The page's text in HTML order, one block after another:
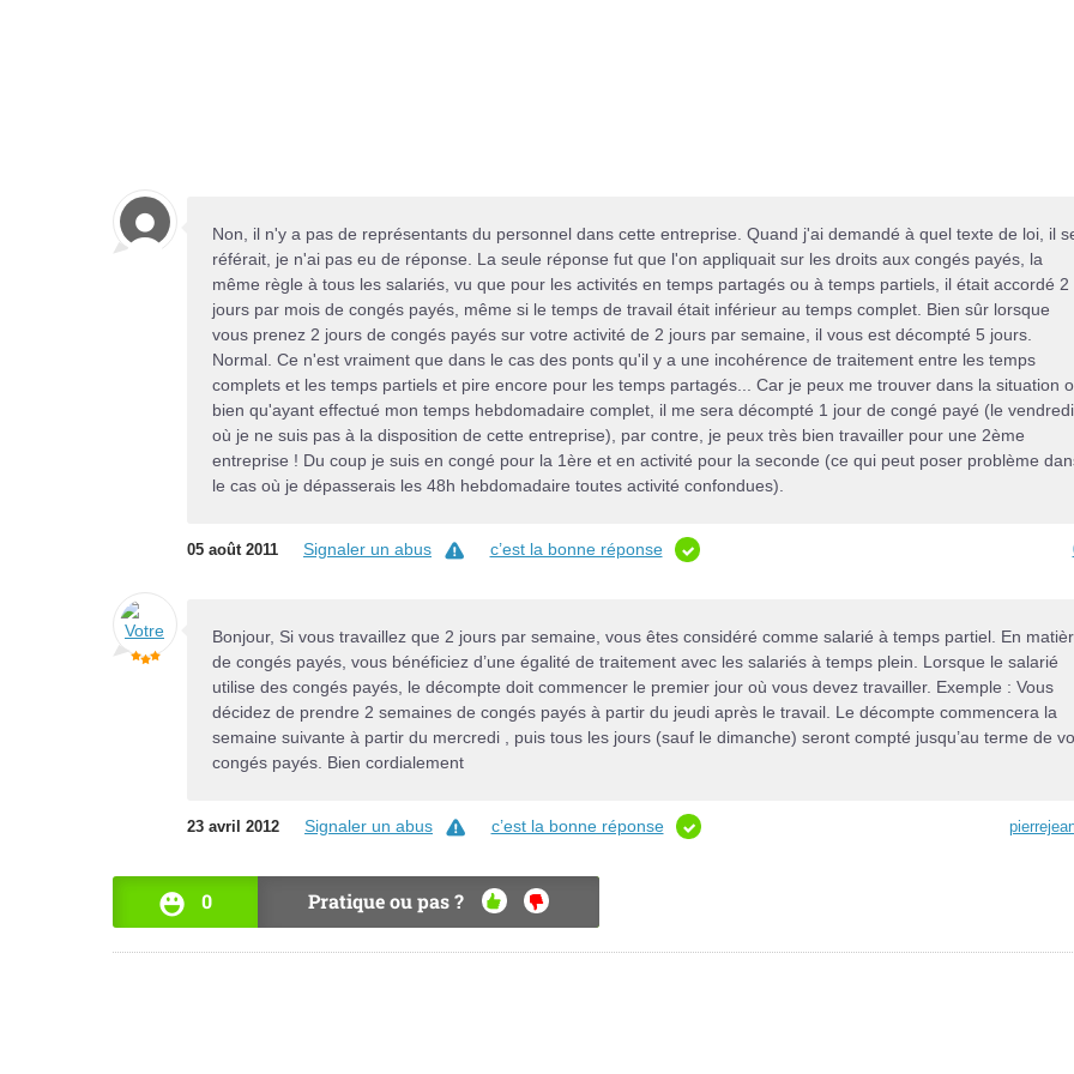
Non, il n'y a pas de représentants du personnel dans cette entreprise. Quand j'ai demandé à quel texte de loi, il
référait, je n'ai pas eu de réponse. La seule réponse fut que l'on appliquait sur les droits aux congés payés, la
même règle à tous les salariés, vu que pour les activités en temps partagés ou à temps partiels, il était accordé 2
jours par mois de congés payés, même si le temps de travail était inférieur au temps complet. Bien sûr lorsque
vous prenez 2 jours de congés payés sur votre activité de 2 jours par semaine, il vous est décompté 5 jours.
Normal. Ce n'est vraiment que dans le cas des ponts qu'il y a une incohérence de traitement entre les temps
complets et les temps partiels et pire encore pour les temps partagés... Car je peux me trouver dans la situation
bien qu'ayant effectué mon temps hebdomadaire complet, il me sera décompté 1 jour de congé payé (le vendredi
où je ne suis pas à la disposition de cette entreprise), par contre, je peux très bien travailler pour une 2ème
entreprise ! Du coup je suis en congé pour la 1ère et en activité pour la seconde (ce qui peut poser problème
le cas où je dépasserais les 48h hebdomadaire toutes activité confondues).
05 août 2011 Signaler un abus c’est la bonne réponse
Bonjour, Si vous travaillez que 2 jours par semaine, vous êtes considéré comme salarié à temps partiel. En
de congés payés, vous bénéficiez d’une égalité de traitement avec les salariés à temps plein. Lorsque le salarié
utilise des congés payés, le décompte doit commencer le premier jour où vous devez travailler. Exemple : Vous
décidez de prendre 2 semaines de congés payés à partir du jeudi après le travail. Le décompte commencera la
semaine suivante à partir du mercredi , puis tous les jours (sauf le dimanche) seront compté jusqu’au terme de
congés payés. Bien cordialement
23 avril 2012 Signaler un abus c’est la bonne réponse
0 Pratique ou pas ?
OUI NON